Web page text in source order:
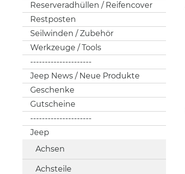
Reserveradhüllen / Reifencover
Restposten
Seilwinden / Zubehör
Werkzeuge / Tools
---------------------
Jeep News / Neue Produkte
Geschenke
Gutscheine
---------------------
Jeep
Achsen
Achsteile